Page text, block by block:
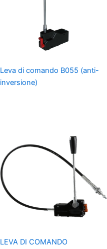
Leva di comando B055 (anti-
inversione)
LEVA DI COMANDO